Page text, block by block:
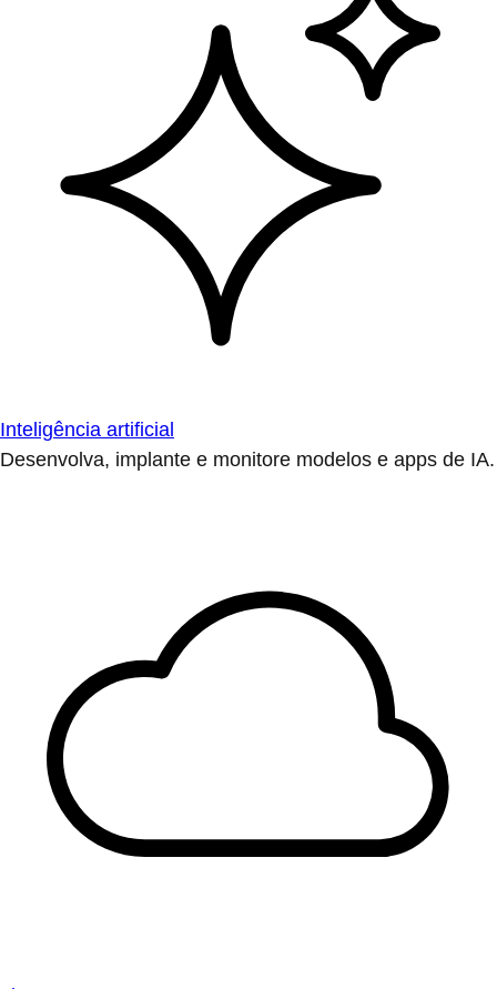
Inteligência artificial
Desenvolva, implante e monitore modelos e apps de IA.